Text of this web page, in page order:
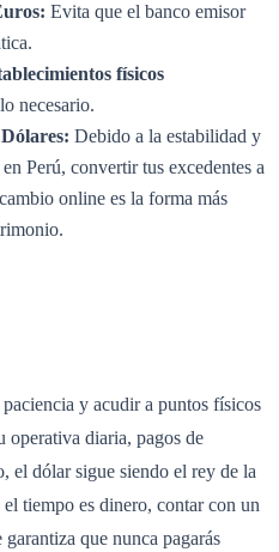
Evita que el banco emisor
físicos
necesario.
Debido a la estabilidad y
Perú, convertir tus excedentes a
online es la forma más
y acudir a puntos físicos
operativa diaria, pagos de
el dólar sigue siendo el rey de la
tiempo es dinero, contar con un
que nunca pagarás